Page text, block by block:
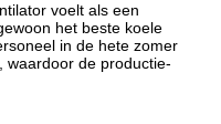
voelt als een
het beste koele
in de hete zomer
waardoor de productie-